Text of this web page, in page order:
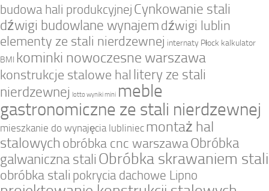
budowa hali produkcyjnej Cynkowanie stali
dźwigi budowlane wynajemdźwigi lublin
elementy ze stali nierdzewnej internaty Płock kalkulator
BMI kominki nowoczesne warszawa
konstrukcje stalowe hal litery ze stali
nierdzewnej lotto wyniki mini meble
gastronomiczne ze stali nierdzewnej
mieszkanie do wynajęcia lubliniec montaż hal
stalowych obróbka cnc warszawaObróbka
galwaniczna stali Obróbka skrawaniem stali
obróbka stali pokrycia dachowe Lipno